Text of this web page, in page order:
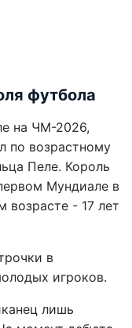
футбола
на ЧМ-2026,
по возрастному
Пеле. Король
Мундиале в
возрасте - 17 лет
в
игроков.
лишь